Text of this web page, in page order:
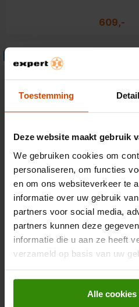
Toestemming
Deze website maakt gebruik
We gebruiken cookies om
personaliseren, om functies
en om ons websiteverkeer te
informatie over uw gebruik
partners voor social media,
partners kunnen deze
informatie die u aan ze heeft
verzameld op basis van uw
Alle cookies
609,-
Extra fabrieksgarantie
Inbouw
opent
tool
voor
280L
869,-